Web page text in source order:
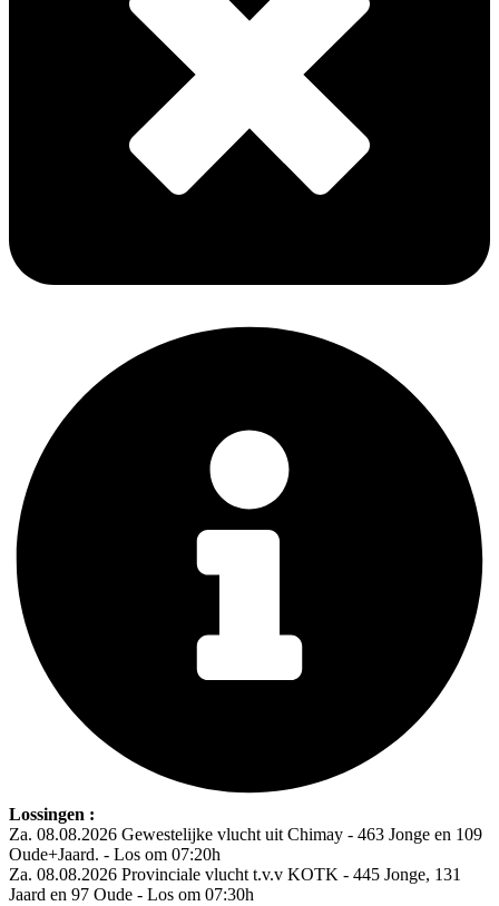
Lossingen :
Za. 08.08.2026 Gewestelijke vlucht uit Chimay - 463 Jonge en 109
Oude+Jaard. - Los om 07:20h
Za. 08.08.2026 Provinciale vlucht t.v.v KOTK - 445 Jonge, 131
Jaard en 97 Oude - Los om 07:30h